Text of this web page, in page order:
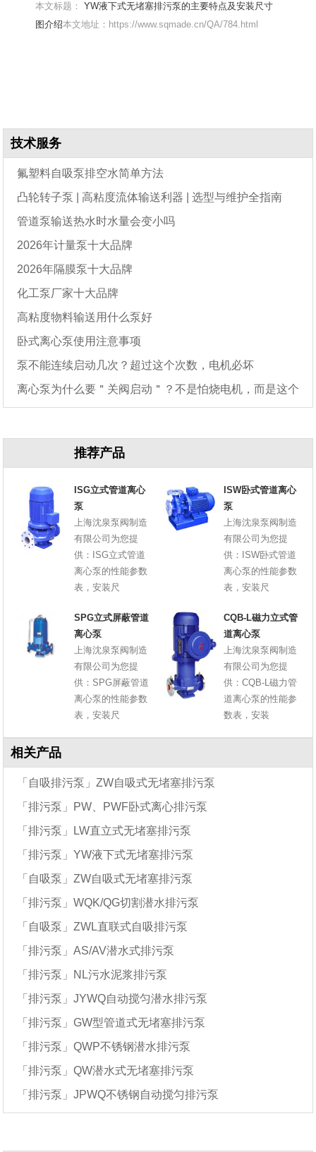
本文标题：YW液下式无堵塞排污泵的主要特点及安装尺寸
图介绍本文地址：https://www.sqmade.cn/QA/784.html
技术服务
氟塑料自吸泵排空水简单方法
凸轮转子泵 | 高粘度流体输送利器 | 选型与维护全指南
管道泵输送热水时水量会变小吗
2026年计量泵十大品牌
2026年隔膜泵十大品牌
化工泵厂家十大品牌
高粘度物料输送用什么泵好
卧式离心泵使用注意事项
泵不能连续启动几次？超过这个次数，电机必坏
离心泵为什么要＂关阀启动＂？不是怕烧电机，而是这个
推荐产品
ISG立式管道离心
泵
上海沈泉泵阀制造
有限公司为您提
供：ISG立式管道
离心泵的性能参数
表，安装尺
ISW卧式管道离心
泵
上海沈泉泵阀制造
有限公司为您提
供：ISW卧式管道
离心泵的性能参数
表，安装尺
SPG立式屏蔽管道
离心泵
上海沈泉泵阀制造
有限公司为您提
供：SPG屏蔽管道
离心泵的性能参数
表，安装尺
CQB-L磁力立式管
道离心泵
上海沈泉泵阀制造
有限公司为您提
供：CQB-L磁力管
道离心泵的性能参
数表，安装
相关产品
「自吸排污泵」ZW自吸式无堵塞排污泵
「排污泵」PW、PWF卧式离心排污泵
「排污泵」LW直立式无堵塞排污泵
「排污泵」YW液下式无堵塞排污泵
「自吸泵」ZW自吸式无堵塞排污泵
「排污泵」WQK/QG切割潜水排污泵
「自吸泵」ZWL直联式自吸排污泵
「排污泵」AS/AV潜水式排污泵
「排污泵」NL污水泥浆排污泵
「排污泵」JYWQ自动搅匀潜水排污泵
「排污泵」GW型管道式无堵塞排污泵
「排污泵」QWP不锈钢潜水排污泵
「排污泵」QW潜水式无堵塞排污泵
「排污泵」JPWQ不锈钢自动搅匀排污泵